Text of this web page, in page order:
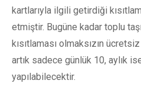
kartlarıyla ilgili getirdiği
etmiştir. Bugüne kadar toplu
kısıtlaması olmaksızın
artık sadece günlük 10, aylık
yapılabilecektir.